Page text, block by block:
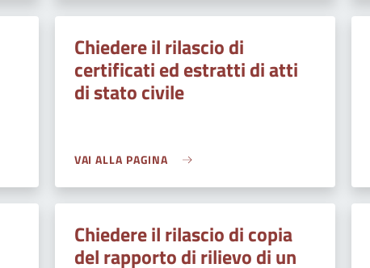
Chiedere il rilascio di
certificati ed estratti di atti
di stato civile
VAI ALLA PAGINA
Chiedere il rilascio di copia
del rapporto di rilievo di un